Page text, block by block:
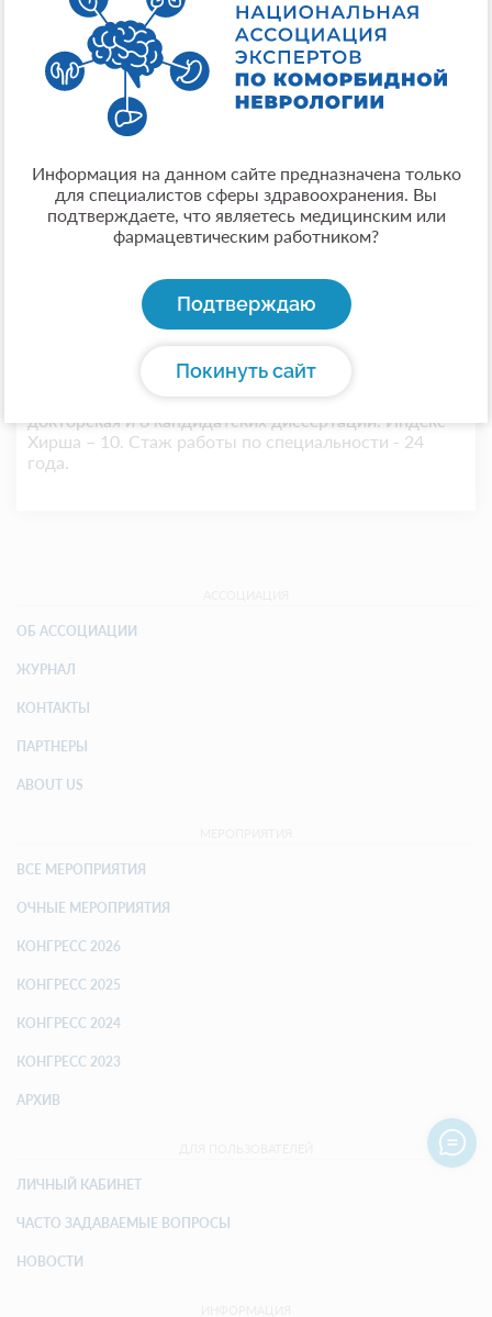
ФГБОУ ВО «Башкирский государственный
медицинский университет» Министерства
здравоохранения Российской Федерации
Город:
Стаж работы по специальности - 24 года
Общая информация:
Доктор медицинских наук, профессор, профессор
кафедры неврологии ФГБОУ ВО «Башкирский
государственный медицинский университет»
Министерства здравоохранения Российской
Федерации, член Президиума Национальной
ассоциации экспертов по коморбидной неврологии.
числе 2 монографий и 4 учебно-методических
докторская и 8 кандидатских диссертаций. Индекс
Хирша – 10. Стаж работы по специальности - 24
года.
ОБ АССОЦИАЦИИ
ЖУРНАЛ
КОНТАКТЫ
ПАРТНЕРЫ
ABOUT US
ВСЕ МЕРОПРИЯТИЯ
ОЧНЫЕ МЕРОПРИЯТИЯ
КОНГРЕСС 2026
КОНГРЕСС 2025
КОНГРЕСС 2024
КОНГРЕСС 2023
АРХИВ
ЛИЧНЫЙ КАБИНЕТ
ЧАСТО ЗАДАВАЕМЫЕ ВОПРОСЫ
НОВОСТИ
Информация на данном сайте предназначена только
для специалистов сферы здравоохранения. Вы
подтверждаете, что являетесь медицинским или
фармацевтическим работником?
Подтверждаю
Покинуть сайт